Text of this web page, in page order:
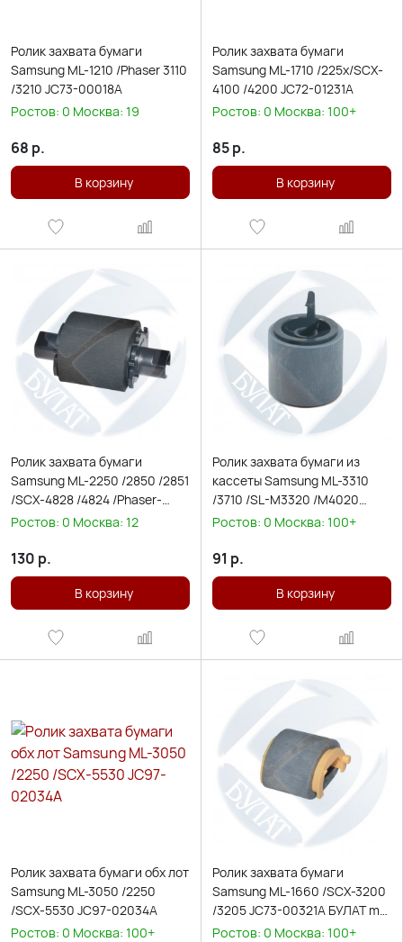
Ролик захвата бумаги
Samsung ML-1210 /Phaser 3110
/3210 JC73-00018A
Ростов: 0 Москва: 19
68 р.
В корзину
Ролик захвата бумаги
Samsung ML-1710 /225x/SCX-
4100 /4200 JC72-01231A
Ростов: 0 Москва: 100+
85р.
В корзину
Ролик захвата бумаги
Samsung ML-2250 /2850 /2851
/SCX-4828 /4824 /Phaser-
3250 JC97-03062 /JC97-
Ростов: 0 Москва: 12
130 р.
В корзину
Ролик захвата бумаги из
кассеты Samsung ML-3310
/3710 /SL-M3320 /M4020
/Phaser 3330 JC93-
Ростов: 0 Москва: 100+
91 р.
В корзину
Ролик захвата бумаги обх лот
Samsung ML-3050 /2250
/SCX-5530 JC97-02034A
Ростов: 0 Москва: 100+
Ролик захвата бумаги
Samsung ML-1660 /SCX-3200
/3205 JC73-00321A БУЛАТ m-
Line
Ростов: 0 Москва: 100+